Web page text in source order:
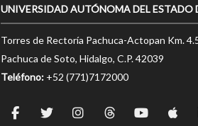
UNIVERSIDAD AUTÓNOMA DEL ESTADO
Torres de Rectoría Pachuca-Actopan Km.
Pachuca de Soto, Hidalgo, C.P. 42039
Teléfono: +52 (771)7172000